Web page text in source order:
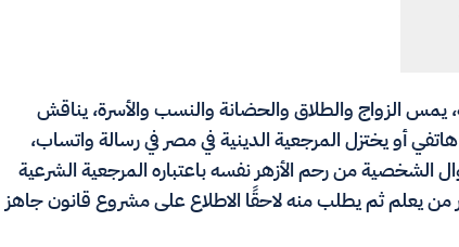
يمس الزواج والطلاق والحضانة والنسب والأسرة، يناقش
أو يختزل المرجعية الدينية في مصر في رسالة واتساب،
الشخصية من رحم الأزهر نفسه باعتباره المرجعية الشرعية
من يعلم ثم يطلب منه لاحقًا الاطلاع على مشروع قانون جاهز